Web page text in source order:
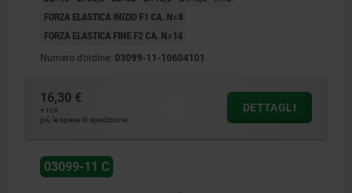
FORZA ELASTICA INIZIO F1 CA. N=8
FORZA ELASTICA FINE F2 CA. N=14
Numero d’ordine: 03099-11-10604101
16,30 €
+ IVA
più le spese di spedizione
DETTAGLI
03099-11 C